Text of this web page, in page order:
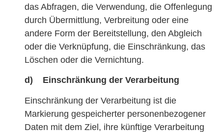
das Abfragen, die Verwendung, die Offenlegung
durch Übermittlung, Verbreitung oder eine
andere Form der Bereitstellung, den Abgleich
oder die Verknüpfung, die Einschränkung, das
Löschen oder die Vernichtung.
d) Einschränkung der Verarbeitung
Einschränkung der Verarbeitung ist die
Markierung gespeicherter personenbezogener
Daten mit dem Ziel, ihre künftige Verarbeitung